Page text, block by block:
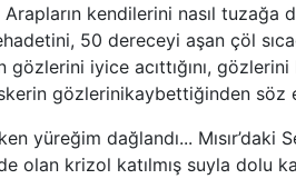
kendilerini nasıl tuzağa
50 dereceyi aşan çöl
gözlerini iyice acıttığını,
gözlerinikaybettiğinden söz
yüreğim dağlandı... Mısır’daki
olan krizol katılmış suyla dolu